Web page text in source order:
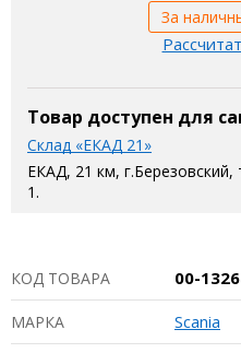
За
Товар доступен для
Склад «ЕКАД 21»
ЕКАД, 21 км,
1.
КОД ТОВАРА 00-
МАРКА Scania